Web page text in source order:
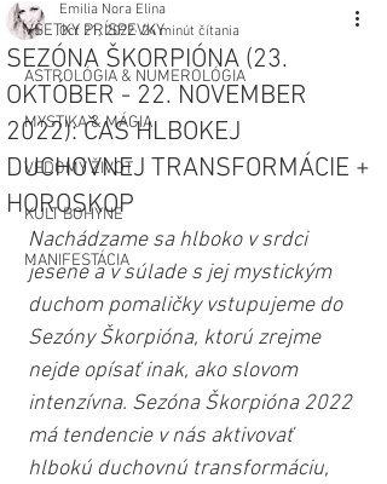
VŠETKY PRÍSPEVKY
ASTROLÓGIA & NUMEROLÓGIA
MYSTIKA & MÁGIA
VEDOMÝ ŽIVOT
KULT BOHYNE
MANIFESTÁCIA
SEZÓNA ŠKORPIÓNA (23.
OKTÓBER - 22. NOVEMBER
2022): ČAS HLBOKEJ
DUCHOVNEJ TRANSFORMÁCIE +
HOROSKOP
Emilia Nora Elina
Oct 21, 2022 24 minút čítania
Nachádzame sa hlboko v srdci
jesene a v súlade s jej mystickým
duchom pomaličky vstupujeme do
Sezóny Škorpióna, ktorú zrejme
nejde opísať inak, ako slovom
intenzívna. Sezóna Škorpióna 2022
má tendencie v nás aktivovať
hlbokú duchovnú transformáciu,